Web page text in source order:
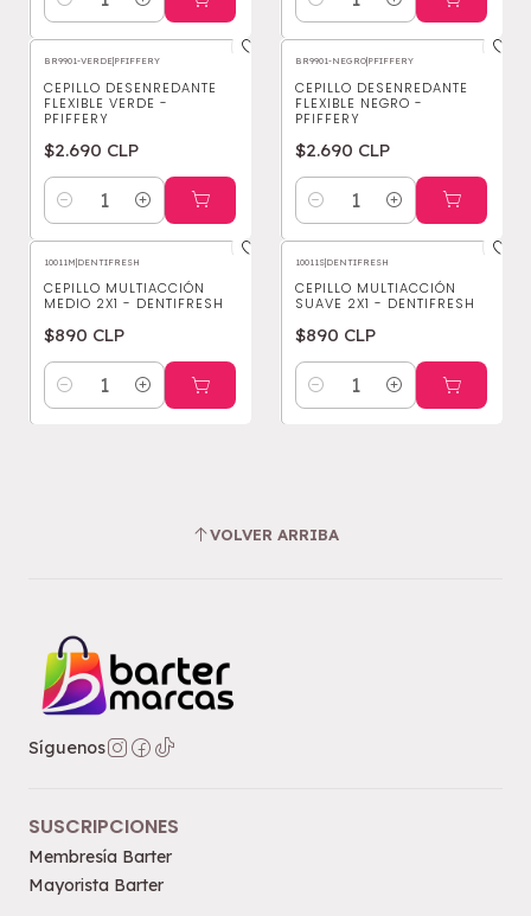
Cantidad Cantidad
BR9901-VERDE|PFIFFERY
CEPILLO DESENREDANTE
FLEXIBLE VERDE -
PFIFFERY
$2.690 CLP
Cantidad
BR9901-NEGRO|PFIFFERY
CEPILLO DESENREDANTE
FLEXIBLE NEGRO -
PFIFFERY
$2.690 CLP
Cantidad
10011M|DENTIFRESH
CEPILLO MULTIACCIÓN
MEDIO 2X1 - DENTIFRESH
$890 CLP
Cantidad
10011S|DENTIFRESH
CEPILLO MULTIACCIÓN
SUAVE 2X1 - DENTIFRESH
$890 CLP
Cantidad
VOLVER ARRIBA
Síguenos
SUSCRIPCIONES
Membresía Barter
Mayorista Barter